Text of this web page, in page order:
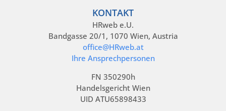
KONTAKT
HRweb e.U.
Bandgasse 20/1, 1070 Wien, Austria
office@HRweb.at
Ihre Ansprechpersonen
FN 350290h
Handelsgericht Wien
UID ATU65898433